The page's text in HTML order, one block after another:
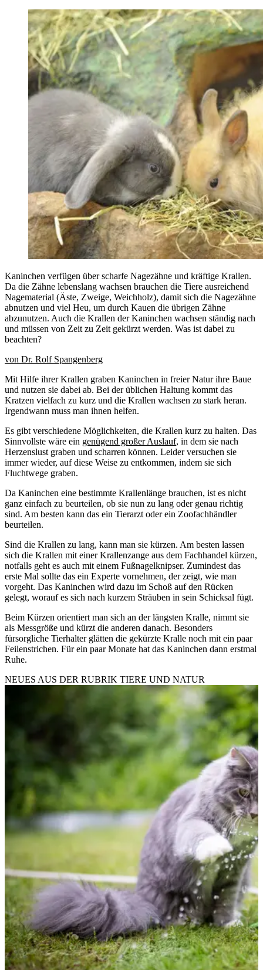
Kaninchen verfügen über scharfe Nagezähne und kräftige Krallen.
Da die Zähne lebenslang wachsen brauchen die Tiere ausreichend
Nagematerial (Äste, Zweige, Weichholz), damit sich die Nagezähne
abnutzen und viel Heu, um durch Kauen die übrigen Zähne
abzunutzen. Auch die Krallen der Kaninchen wachsen ständig nach
und müssen von Zeit zu Zeit gekürzt werden. Was ist dabei zu
beachten?
von Dr. Rolf Spangenberg
Mit Hilfe ihrer Krallen graben Kaninchen in freier Natur ihre Baue
und nutzen sie dabei ab. Bei der üblichen Haltung kommt das
Kratzen vielfach zu kurz und die Krallen wachsen zu stark heran.
Irgendwann muss man ihnen helfen.
Es gibt verschiedene Möglichkeiten, die Krallen kurz zu halten. Das
Sinnvollste wäre ein genügend großer Auslauf, in dem sie nach
Herzenslust graben und scharren können. Leider versuchen sie
immer wieder, auf diese Weise zu entkommen, indem sie sich
Fluchtwege graben.
Da Kaninchen eine bestimmte Krallenlänge brauchen, ist es nicht
ganz einfach zu beurteilen, ob sie nun zu lang oder genau richtig
sind. Am besten kann das ein Tierarzt oder ein Zoofachhändler
beurteilen.
Sind die Krallen zu lang, kann man sie kürzen. Am besten lassen
sich die Krallen mit einer Krallenzange aus dem Fachhandel kürzen,
notfalls geht es auch mit einem Fußnagelknipser. Zumindest das
erste Mal sollte das ein Experte vornehmen, der zeigt, wie man
vorgeht. Das Kaninchen wird dazu im Schoß auf den Rücken
gelegt, worauf es sich nach kurzem Sträuben in sein Schicksal fügt.
Beim Kürzen orientiert man sich an der längsten Kralle, nimmt sie
als Messgröße und kürzt die anderen danach. Besonders
fürsorgliche Tierhalter glätten die gekürzte Kralle noch mit ein paar
Feilenstrichen. Für ein paar Monate hat das Kaninchen dann erstmal
Ruhe.
NEUES AUS DER RUBRIK TIERE UND NATUR